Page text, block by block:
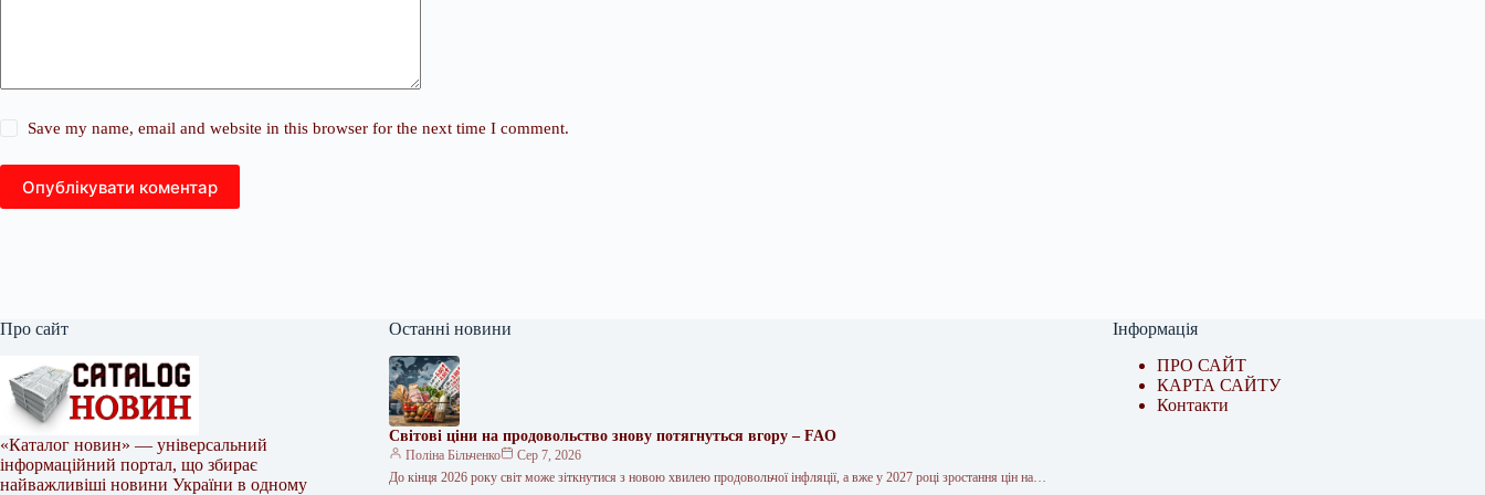
Save my name, email and website in this browser for the next time I comment.
Опублікувати коментар
Про сайт
«Каталог новин» — універсальний
інформаційний портал, що збирає
найважливіші новини України в одному
Останні новини
Світові ціни на продовольство знову потягнуться вгору – FAO
Поліна Більченко
Сер 7, 2026
До кінця 2026 року світ може зіткнутися з новою хвилею продовольчої інфляції, а вже у 2027 році зростання цін на…
Інформація
ПРО САЙТ
КАРТА САЙТУ
Контакти